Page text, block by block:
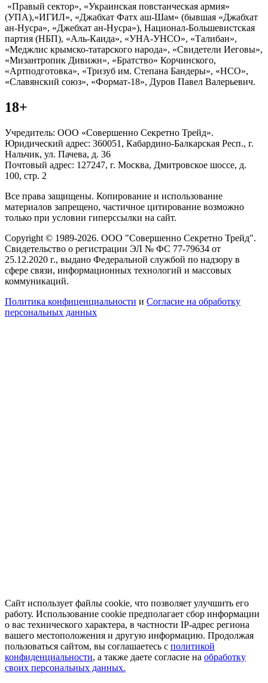
«Правый сектор», «Украинская повстанческая армия»
(УПА),«ИГИЛ», «Джабхат Фатх аш-Шам» (бывшая «Джабхат
ан-Нусра», «Джебхат ан-Нусра»), Национал-Большевистская
партия (НБП), «Аль-Каида», «УНА-УНСО», «Талибан»,
«Меджлис крымско-татарского народа», «Свидетели Иеговы»,
«Мизантропик Дивижн», «Братство» Корчинского,
«Артподготовка», «Тризуб им. Степана Бандеры», «НСО»,
«Славянский союз», «Формат-18», Дуров Павел Валерьевич.
18+
Учредитель: ООО «Совершенно Секретно Трейд».
Юридический адрес: 360051, Кабардино-Балкарская Респ., г.
Нальчик, ул. Пачева, д. 36
Почтовый адрес: 127247, г. Москва, Дмитровское шоссе, д.
100, стр. 2
Все права защищены. Копирование и использование
материалов запрещено, частичное цитирование возможно
только при условии гиперссылки на сайт.
Copyright © 1989-2026. ООО "Совершенно Секретно Трейд".
Свидетельство о регистрации ЭЛ № ФС 77-79634 от
25.12.2020 г., выдано Федеральной службой по надзору в
сфере связи, информационных технологий и массовых
коммуникаций.
Политика конфиценциальности и Согласие на обработку
персональных данных
Сайт использует файлы cookie, что позволяет улучшить его
работу. Использование cookie предполагает сбор информации
о вас технического характера, в частности IP-адрес региона
вашего местоположения и другую информацию. Продолжая
пользоваться сайтом, вы соглашаетесь с политикой
конфиденциальности, а также даете согласие на обработку
своих персональных данных.